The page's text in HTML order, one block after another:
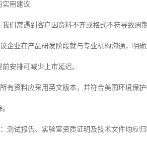
实用建议
们常遇到客户因资料不齐或格式不符导致周
企业在产品研发阶段就与专业机构沟通，明
安排可减少上市延迟。
有资料应采用英文版本，并符合美国环境保
：测试报告、实验室资质证明及技术文件均应